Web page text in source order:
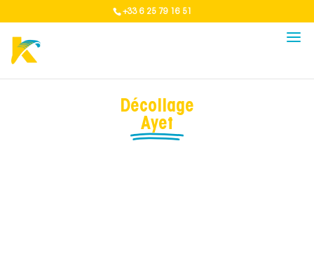
+33 6 25 79 16 51
Décollage
Ayet